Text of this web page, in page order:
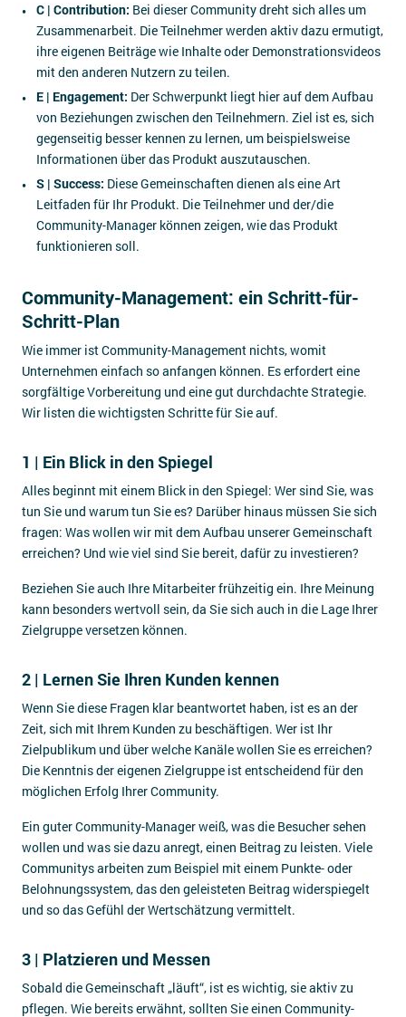
C | Contribution: Bei dieser Community dreht sich alles um
Zusammenarbeit. Die Teilnehmer werden aktiv dazu ermutigt,
ihre eigenen Beiträge wie Inhalte oder Demonstrationsvideos
mit den anderen Nutzern zu teilen.
E | Engagement: Der Schwerpunkt liegt hier auf dem Aufbau
von Beziehungen zwischen den Teilnehmern. Ziel ist es, sich
gegenseitig besser kennen zu lernen, um beispielsweise
Informationen über das Produkt auszutauschen.
S | Success: Diese Gemeinschaften dienen als eine Art
Leitfaden für Ihr Produkt. Die Teilnehmer und der/die
Community-Manager können zeigen, wie das Produkt
funktionieren soll.
Community-Management: ein Schritt-für-
Schritt-Plan
Wie immer ist Community-Management nichts, womit
Unternehmen einfach so anfangen können. Es erfordert eine
sorgfältige Vorbereitung und eine gut durchdachte Strategie.
Wir listen die wichtigsten Schritte für Sie auf.
1 | Ein Blick in den Spiegel
Alles beginnt mit einem Blick in den Spiegel: Wer sind Sie, was
tun Sie und warum tun Sie es? Darüber hinaus müssen Sie sich
fragen: Was wollen wir mit dem Aufbau unserer Gemeinschaft
erreichen? Und wie viel sind Sie bereit, dafür zu investieren?
Beziehen Sie auch Ihre Mitarbeiter frühzeitig ein. Ihre Meinung
kann besonders wertvoll sein, da Sie sich auch in die Lage Ihrer
Zielgruppe versetzen können.
2 | Lernen Sie Ihren Kunden kennen
Wenn Sie diese Fragen klar beantwortet haben, ist es an der
Zeit, sich mit Ihrem Kunden zu beschäftigen. Wer ist Ihr
Zielpublikum und über welche Kanäle wollen Sie es erreichen?
Die Kenntnis der eigenen Zielgruppe ist entscheidend für den
möglichen Erfolg Ihrer Community.
Ein guter Community-Manager weiß, was die Besucher sehen
wollen und was sie dazu anregt, einen Beitrag zu leisten. Viele
Communitys arbeiten zum Beispiel mit einem Punkte- oder
Belohnungssystem, das den geleisteten Beitrag widerspiegelt
und so das Gefühl der Wertschätzung vermittelt.
3 | Platzieren und Messen
Sobald die Gemeinschaft „läuft“, ist es wichtig, sie aktiv zu
pflegen. Wie bereits erwähnt, sollten Sie einen Community-